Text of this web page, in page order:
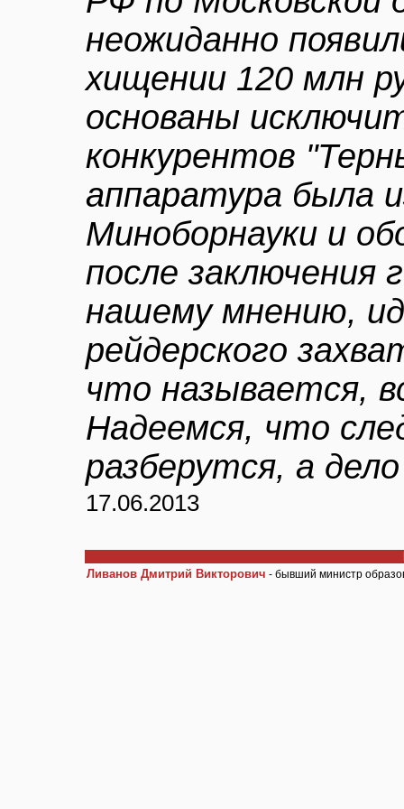
неожиданно
хищении 120 млн
основаны
конкурентов
аппаратура была
Миноборнауки и
после заключения
нашему мнению,
рейдерского
что называется,
Надеемся, что
разберутся, а
17.06.2013
Ливанов Дмитрий Викторович - бывший министр